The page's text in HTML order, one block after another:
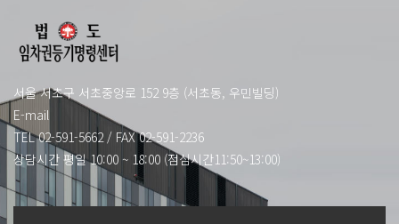
서울 서초구 서초중앙로 152 9층 (서초동, 우민빌딩)
E-mail
TEL 02-591-5662 / FAX 02-591-2236
상담시간 평일 10:00 ~ 18:00 (점심시간11:50~13:00)